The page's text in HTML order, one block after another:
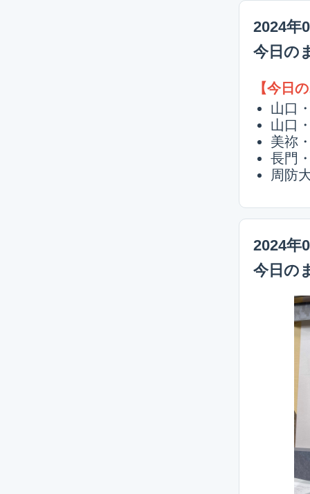
2024年
今日の
【今日
山口
山口
美祢
長門
周防
2024年
今日の